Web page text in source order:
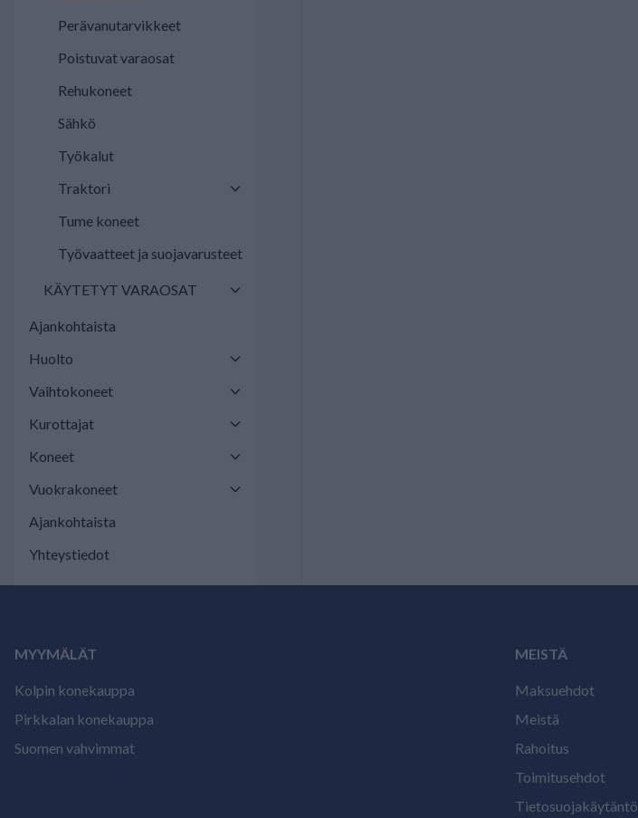
Perävanutarvikkeet
Poistuvat varaosat
Rehukoneet
Sähkö
Työkalut
Traktori
Tume koneet
Työvaatteet ja suojavarusteet
KÄYTETYT VARAOSAT
Ajankohtaista
Huolto
Vaihtokoneet
Kurottajat
Koneet
Vuokrakoneet
Ajankohtaista
Yhteystiedot
MYYMÄLÄT
Kolpin konekauppa
Pirkkalan konekauppa
Suomen vahvimmat
MEISTÄ
Maksuehdot
Meistä
Rahoitus
Toimitusehdot
Tietosuojakäytäntö